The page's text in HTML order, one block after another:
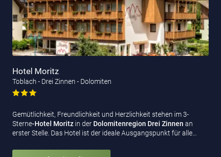
Hotel Moritz
Toblach - Drei Zinnen - Dolomiten
Gemütlichkeit, Freundlichkeit und Herzlichkeit stehen im 3-
Sterne-Hotel Moritz in der Dolomitenregion Drei Zinnen an
erster Stelle. Das Hotel ist der ideale Ausgangspunkt für alle…